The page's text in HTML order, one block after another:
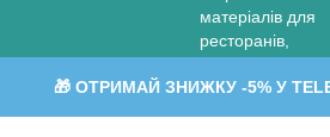
🎁 ОТРИМАЙ ЗНИЖКУ -5% У